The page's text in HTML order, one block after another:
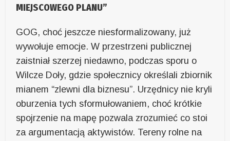
MIEJSCOWEGO PLANU”
GOG, choć jeszcze niesformalizowany, już
wywołuje emocje. W przestrzeni publicznej
zaistniał szerzej niedawno, podczas sporu o
Wilcze Doły, gdzie społecznicy określali zbiornik
mianem “zlewni dla biznesu”. Urzędnicy nie kryli
oburzenia tych sformułowaniem, choć krótkie
spojrzenie na mapę pozwala zrozumieć co stoi
za argumentacją aktywistów. Tereny rolne na